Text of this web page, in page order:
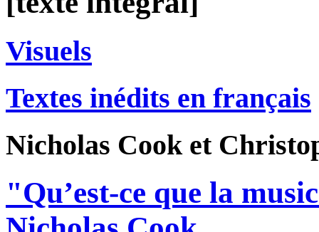
Visuels
Textes inédits en français
Nicholas Cook et
"Qu’est-ce que la